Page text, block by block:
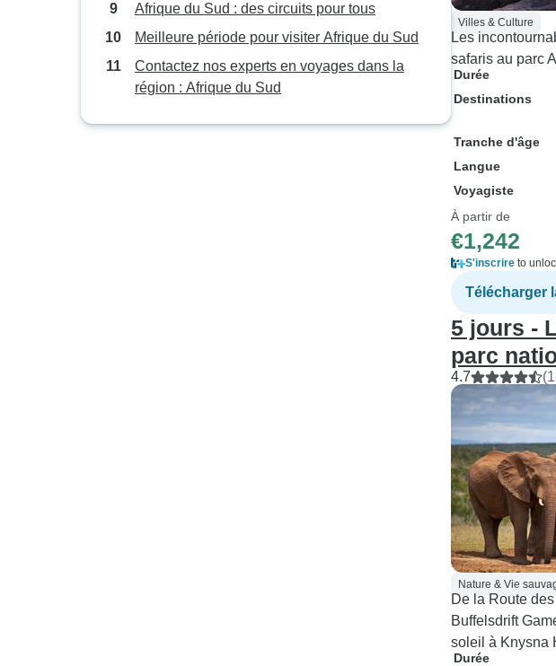
Afrique du Sud : des circuits pour tous
Meilleure période pour visiter Afrique du Sud
Contactez nos experts en voyages dans la
région : Afrique du Sud
Villes & Culture
Les
safaris au parc
Durée
Destinations
Tranche d'âge
Langue
Voyagiste
À partir de
€1,242
S'inscrire to
Télécharger
5 jours -
parc
4.7
Nature & Vie
De la Route
Buffelsdrift
soleil à Knysna
Durée